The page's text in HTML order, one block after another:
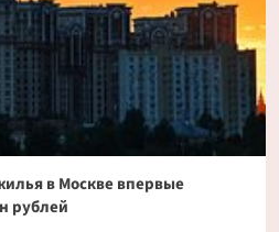
в Москве впервые
рублей